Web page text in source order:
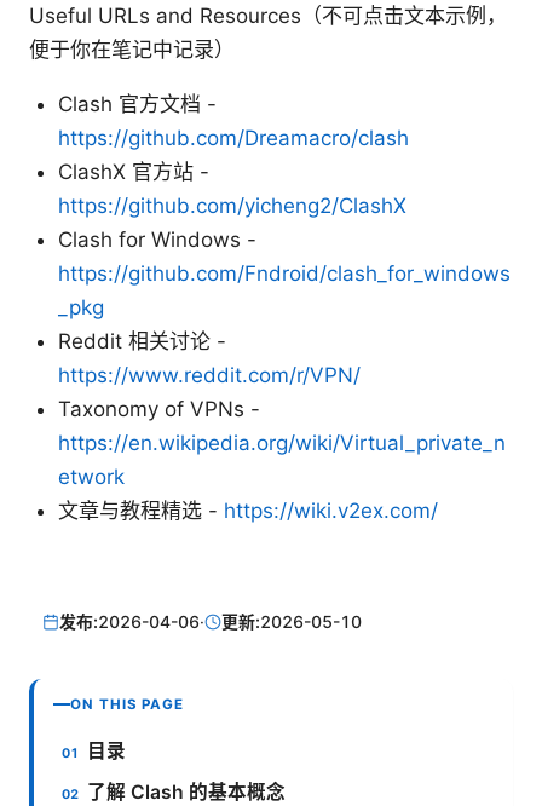
Useful URLs and Resources（不可点击文本示例，
便于你在笔记中记录）
Clash 官方文档 -
https://github.com/Dreamacro/clash
ClashX 官方站 -
https://github.com/yicheng2/ClashX
Clash for Windows -
https://github.com/Fndroid/clash_for_windows
_pkg
Reddit 相关讨论 -
https://www.reddit.com/r/VPN/
Taxonomy of VPNs -
https://en.wikipedia.org/wiki/Virtual_private_n
etwork
文章与教程精选 - https://wiki.v2ex.com/
发布:2026-04-06· 更新:2026-05-10
ON THIS PAGE
目录
了解 Clash 的基本概念